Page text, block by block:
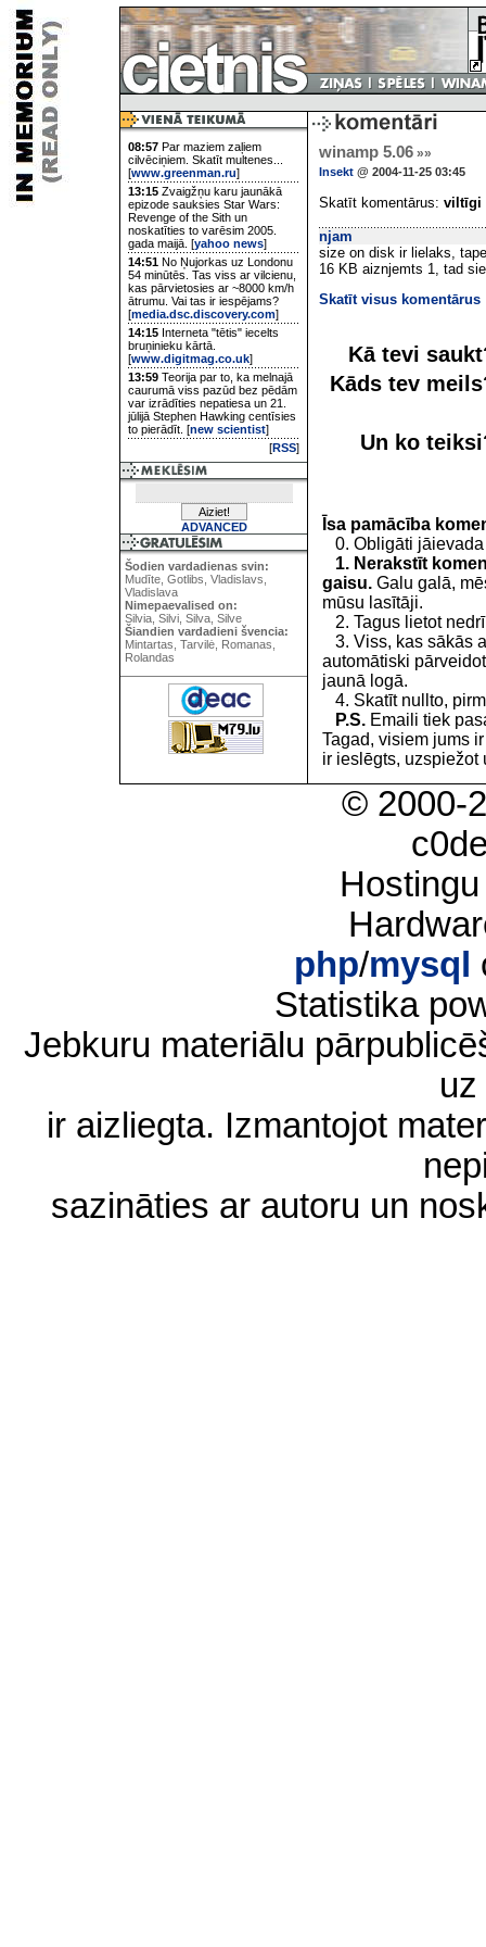
08:57 Par maziem zaļiem
cilvēciņiem. Skatīt multenes...
[www.greenman.ru]
13:15 Zvaigžņu karu jaunākā
epizode sauksies Star Wars:
Revenge of the Sith un
noskatīties to varēsim 2005.
gada maijā. [yahoo news]
14:51 No Ņujorkas uz Londonu
54 minūtēs. Tas viss ar vilcienu,
kas pārvietosies ar ~8000 km/h
ātrumu. Vai tas ir iespējams?
[media.dsc.discovery.com]
14:15 Interneta "tētis" iecelts
bruņinieku kārtā.
[www.digitmag.co.uk]
13:59 Teorija par to, ka melnajā
caurumā viss pazūd bez pēdām
var izrādīties nepatiesa un 21.
jūlijā Stephen Hawking centīsies
to pierādīt. [new scientist]
[RSS]
ADVANCED
Šodien vardadienas svin:
Mudīte, Gotlibs, Vladislavs,
Vladislava
Nimepaevalised on:
Silvia, Silvi, Silva, Silve
Šiandien vardadieni švencia:
Mintartas, Tarvilė, Romanas,
Rolandas
winamp 5.06 »»
Insekt @ 2004-11-25 03:45
Skatīt komentārus: viltīgi
njam
size on disk ir lielaks,
16 KB aiznjemts 1, tad
Skatīt visus komentārus
Kā tevi
Kāds tev
Un ko
Īsa pamācība
0. Obligāti jāievada
1. Nerakstīt
gaisu. Galu galā,
mūsu lasītāji.
2. Tagus lietot
3. Viss, kas sākās
automātiski
jaunā logā.
4. Skatīt nullto,
P.S. Emaili tiek
Tagad, visiem jums
ir ieslēgts, uzspiežot
© 2000-
php/mysql
Statistika
Jebkuru materiālu
ir aizliegta. Izmantojot
sazināties ar autoru un